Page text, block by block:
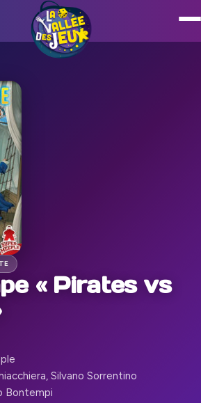
« Pirates vs
Silvano Sorrentino
Bontempi